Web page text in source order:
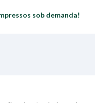
sob demanda!